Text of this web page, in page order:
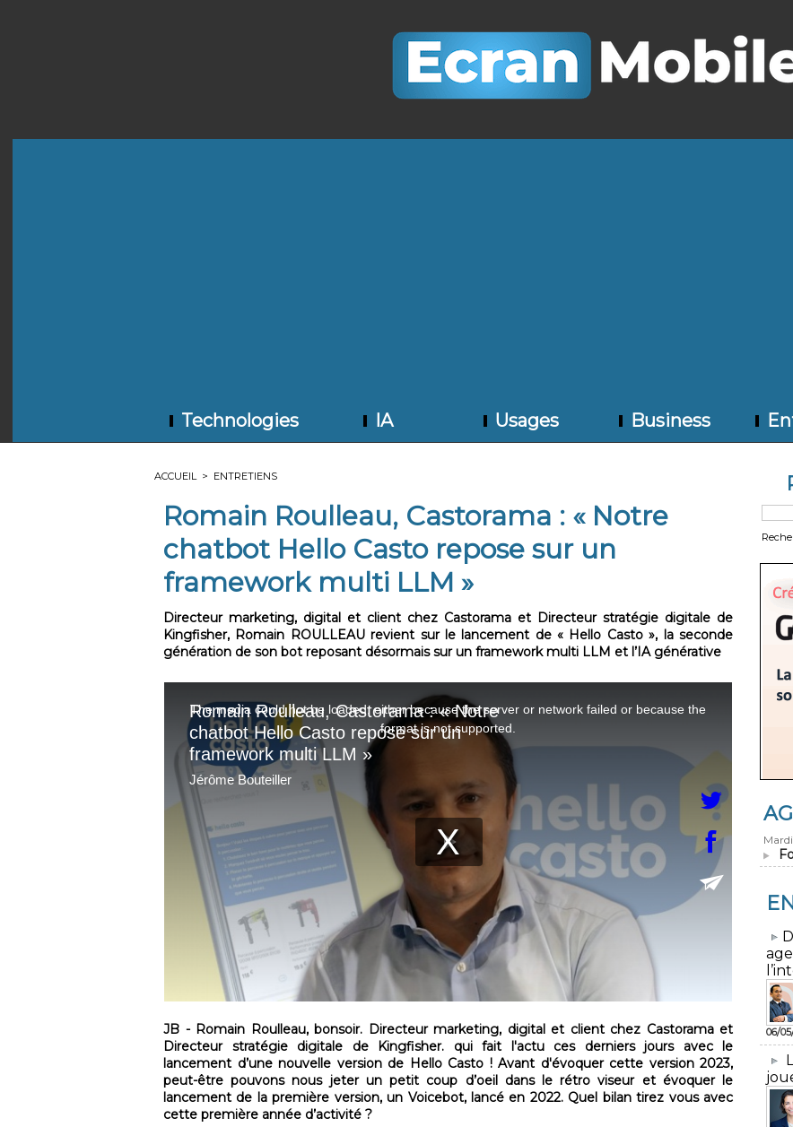
Technologies IA Usages Business
ACCUEIL > ENTRETIENS
Romain Roulleau, Castorama : « Notre
chatbot Hello Casto repose sur un
framework multi LLM »
Directeur marketing, digital et client chez Castorama et Directeur stratégie digitale de
Kingfisher, Romain ROULLEAU revient sur le lancement de « Hello Casto », la seconde
génération de son bot reposant désormais sur un framework multi LLM et l’IA générative
JB - Romain Roulleau, bonsoir. Directeur marketing, digital et client chez Castorama et
Directeur stratégie digitale de Kingfisher. qui fait l'actu ces derniers jours avec le
lancement d’une nouvelle version de Hello Casto ! Avant d'évoquer cette version 2023,
peut-être pouvons nous jeter un petit coup d’oeil dans le rétro viseur et évoquer le
lancement de la première version, un Voicebot, lancé en 2022. Quel bilan tirez vous avec
cette première année d’activité ?
06/